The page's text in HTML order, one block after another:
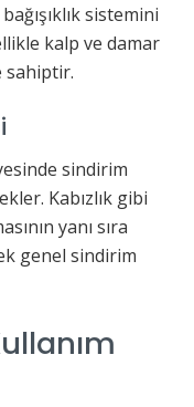
sistemini
kalp ve damar
sahiptir.
sindirim
Kabızlık gibi
yanı sıra
genel sindirim